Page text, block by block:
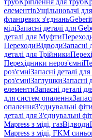
трубКріплення для труб
елементівУщільнювачі
фланцевих з'єднань
мідіЗапасні деталі для
деталі для Муфти
ПереходиВідводиЗапасні
деталі для Трійники
Перехідники нероз'ємні
роз'ємніЗапасні деталі
роз'ємніЗаглушкиЗапасні
елементиЗапасні деталі
для систем опалення
опаленняЗ'єднувальні
деталі для З'єднувальні
Mapress з міді, газВідводи
Mapress з міді, FKM